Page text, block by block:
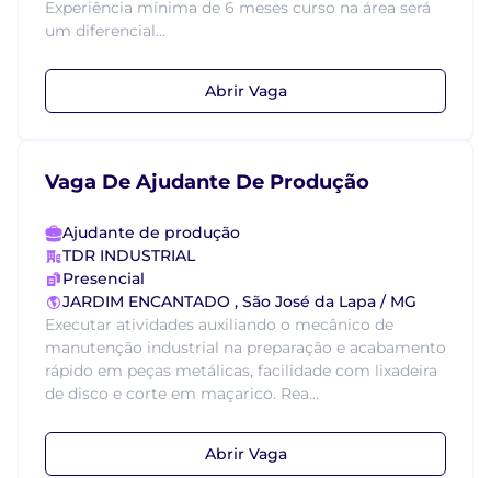
Experiência mínima de 6 meses curso na área será
um diferencial...
Abrir Vaga
Vaga De Ajudante De Produção
Ajudante de produção
TDR INDUSTRIAL
Presencial
JARDIM ENCANTADO , São José da Lapa / MG
Executar atividades auxiliando o mecânico de
manutenção industrial na preparação e acabamento
rápido em peças metálicas, facilidade com lixadeira
de disco e corte em maçarico. Rea...
Abrir Vaga